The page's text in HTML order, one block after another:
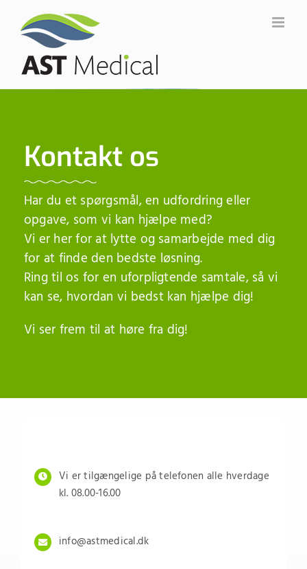
content
Kontakt os
Har du et spørgsmål, en udfordring eller
opgave, som vi kan hjælpe med?
Vi er her for at lytte og samarbejde med dig
for at finde den bedste løsning.
Ring til os for en uforpligtende samtale, så vi
kan se, hvordan vi bedst kan hjælpe dig!
Vi ser frem til at høre fra dig!
Vi er tilgængelige på telefonen alle hverdage
kl. 08.00-16.00
info@astmedical.dk